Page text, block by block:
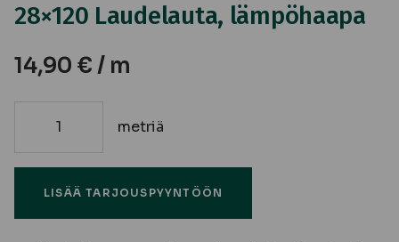
28×120 Laudelauta, lämpöhaapa
14,90 € / m
28x120
määrä
metriä
LISÄÄ TARJOUSPYYNTÖÖN